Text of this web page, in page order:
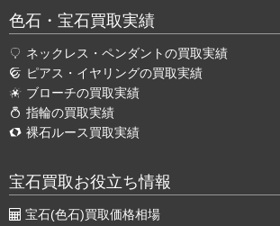
色石・宝石買取実績
ネックレス・ペンダントの買取実績
ピアス・イヤリングの買取実績
ブローチの買取実績
指輪の買取実績
裸石ルース買取実績
宝石買取お役立ち情報
宝石(色石)買取価格相場